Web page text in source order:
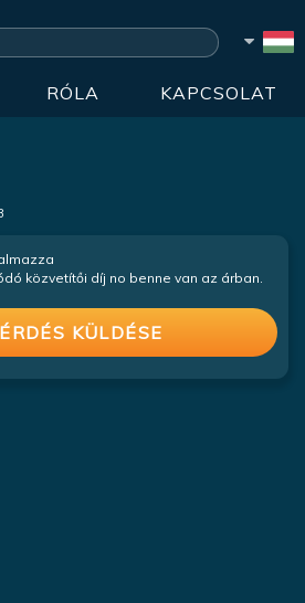
RÓLA KAPCSOLAT
közvetítői díj no benne van az árban.
KÜLDÉSE